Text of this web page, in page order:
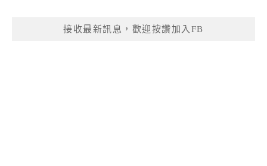
接收最新訊息，歡迎按讚加入FB